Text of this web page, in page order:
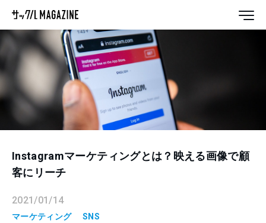
Instagramマーケティングとは？映える画像で顧
客にリーチ
2021/01/14
マーケティング SNS